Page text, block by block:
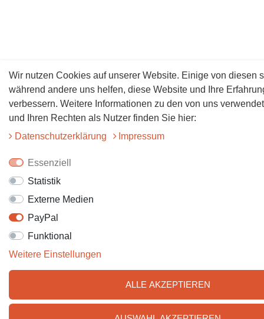
Wir nutzen Cookies auf unserer Website. Einige von diesen
während andere uns helfen, diese Website und Ihre
verbessern. Weitere Informationen zu den von uns
und Ihren Rechten als Nutzer finden Sie hier:
Daten­schutz­erklärung
Impressum
Essenziell
Statistik
Externe Medien
PayPal
Funktional
Weitere Einstellungen
ALLE AKZEPTIEREN